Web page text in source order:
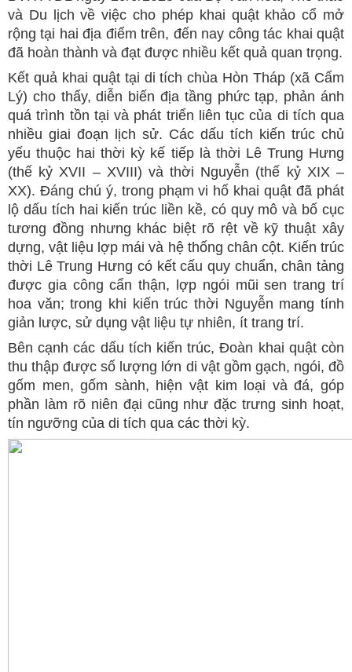
và Du lịch về việc cho phép khai quật khảo cổ mở
rộng tại hai địa điểm trên, đến nay công tác khai quật
đã hoàn thành và đạt được nhiều kết quả quan trọng.
Kết quả khai quật tại di tích chùa Hòn Tháp (xã Cẩm
Lý) cho thấy, diễn biến địa tầng phức tạp, phản ánh
quá trình tồn tại và phát triển liên tục của di tích qua
nhiều giai đoạn lịch sử. Các dấu tích kiến trúc chủ
yếu thuộc hai thời kỳ kế tiếp là thời Lê Trung Hưng
(thế kỷ XVII – XVIII) và thời Nguyễn (thế kỷ XIX –
XX). Đáng chú ý, trong phạm vi hố khai quật đã phát
lộ dấu tích hai kiến trúc liền kề, có quy mô và bố cục
tương đồng nhưng khác biệt rõ rệt về kỹ thuật xây
dựng, vật liệu lợp mái và hệ thống chân cột. Kiến trúc
thời Lê Trung Hưng có kết cấu quy chuẩn, chân tảng
được gia công cẩn thận, lợp ngói mũi sen trang trí
hoa văn; trong khi kiến trúc thời Nguyễn mang tính
giản lược, sử dụng vật liệu tự nhiên, ít trang trí.
Bên cạnh các dấu tích kiến trúc, Đoàn khai quật còn
thu thập được số lượng lớn di vật gồm gạch, ngói, đồ
gốm men, gốm sành, hiện vật kim loại và đá, góp
phần làm rõ niên đại cũng như đặc trưng sinh hoạt,
tín ngưỡng của di tích qua các thời kỳ.